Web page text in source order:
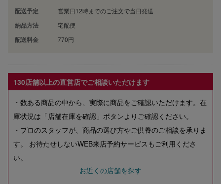
配送予定 営業日12時までのご注文で当日発送
納品方法 宅配便
配送料金 770円
130店舗以上の直営店でご相談いただけます
・数ある商品の中から、実際に商品をご確認いただけます。在
庫状況は「店舗在庫を確認」ボタンよりご確認ください。
・プロのスタッフが、商品の選び方やご供養のご相談を承りま
す。 お待たせしないWEB来店予約サービスもご利用くださ
い。
お近くの店舗を探す